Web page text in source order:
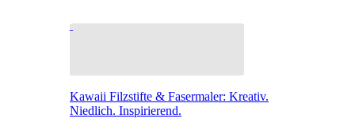
Kawaii Filzstifte & Fasermaler: Kreativ.
Niedlich. Inspirierend.